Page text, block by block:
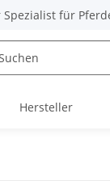
Spezialist für
Hersteller